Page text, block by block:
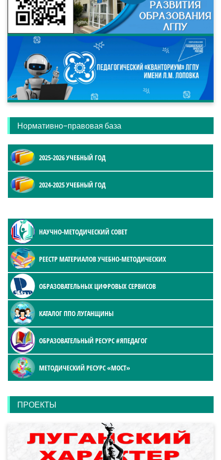
Нормативно-правовая база
2025-2026 УЧЕБНЫЙ ГОД
2024-2025 УЧЕБНЫЙ ГОД
НАУЧНО-МЕТОДИЧЕСКИЙ СОВЕТ
РЕЕСТР МАТЕРИАЛОВ УЧЕБНО-МЕТОДИЧЕСКИХ
ОБРАЗОВАТЕЛЬНЫХ ЦИФРОВЫХ СЕРВИСОВ
КАТАЛОГ ППО ЛУГАНЩИНЫ
ОБРАЗОВАТЕЛЬНЫЙ РЕСУРС #ЯПЕДАГОГ
МЕТОДИЧЕСКИЙ РЕСУРС «МОСТ»
ПРОЕКТЫ